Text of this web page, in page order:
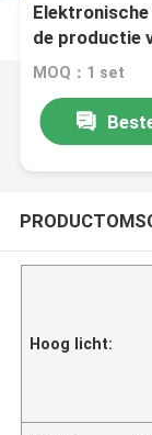
de productie
MOQ：1 set
Hoog licht: